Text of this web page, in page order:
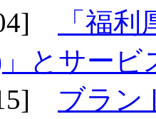
「福
とサー
ブラン